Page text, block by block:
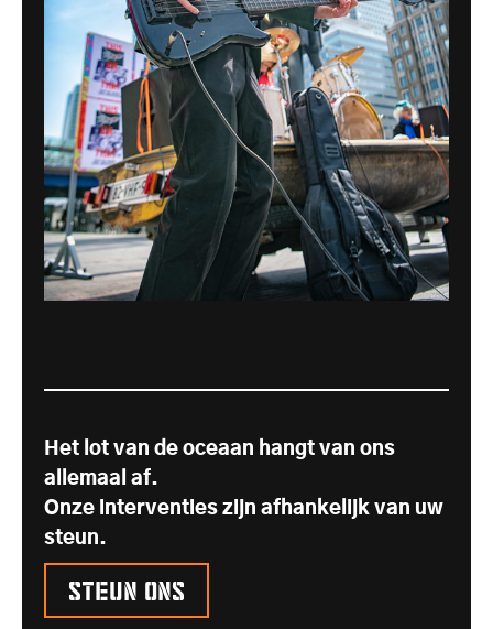
Het lot van de oceaan hangt van ons
allemaal af.
Onze interventies zijn afhankelijk van uw
steun.
Steun ons